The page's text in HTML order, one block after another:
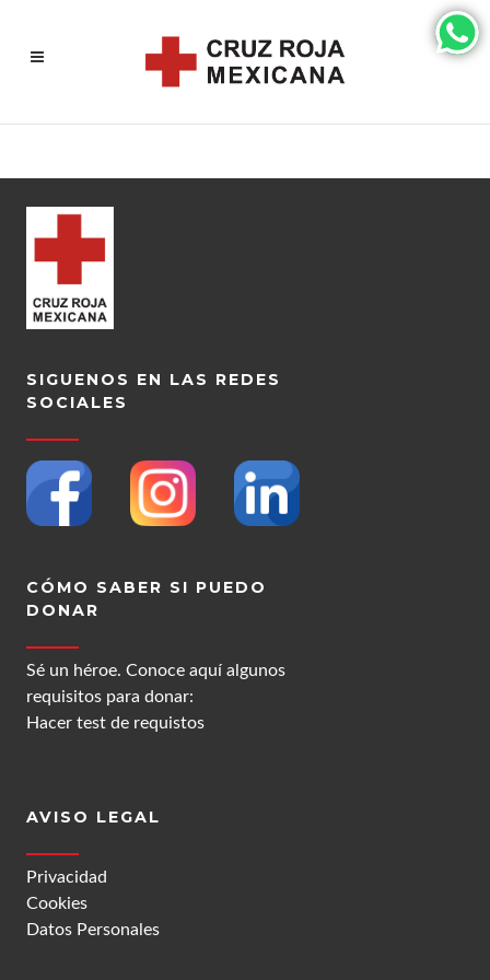
SIGUENOS EN LAS REDES
SOCIALES
CÓMO SABER SI PUEDO
DONAR
Sé un héroe. Conoce aquí algunos
requisitos para donar:
Hacer test de requistos
AVISO LEGAL
Privacidad
Cookies
Datos Personales